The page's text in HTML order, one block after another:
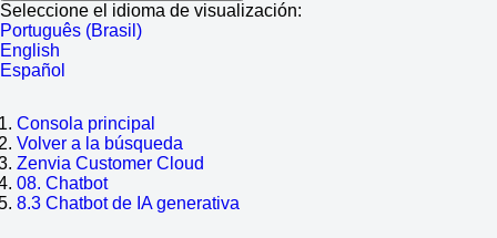
Seleccione el idioma de visualización:
Português (Brasil)
English
Español
Consola principal
Volver a la búsqueda
Zenvia Customer Cloud
08. Chatbot
8.3 Chatbot de IA generativa